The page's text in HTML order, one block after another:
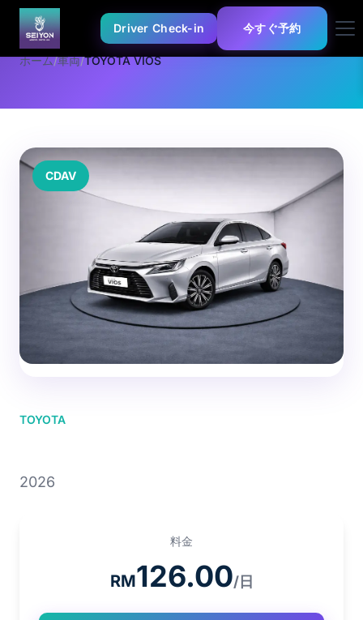
Driver Check-in 今すぐ予約
ホーム/車両/TOYOTA VIOS
CDAV
TOYOTA
2026
料金
RM126.00/日